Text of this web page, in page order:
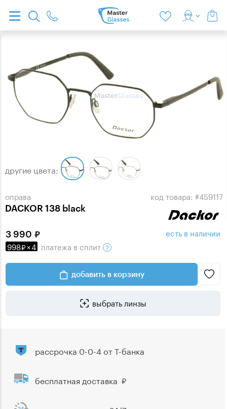
оправа
DACKOR 138 black
код товара: #459117
другие цвета:
3 990
998 ×4 платежа в сплит
есть в наличии
добавить в корзину
выбрать линзы
рассрочка 0-0-4 от Т-банка
бесплатная доставка